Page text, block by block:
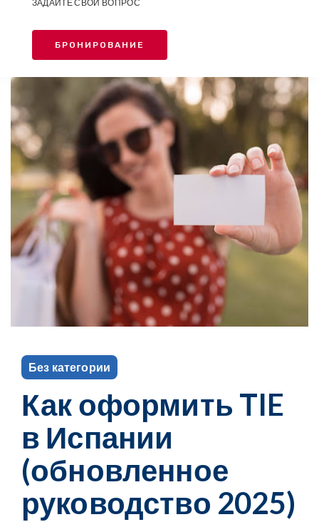
ЗАДАЙТЕ СВОЙ ВОПРОС
БРОНИРОВАНИЕ
Без категории
Как оформить TIE
в Испании
(обновленное
руководство 2025)